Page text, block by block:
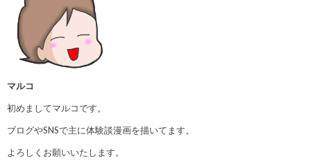
マルコ
初めましてマルコです。
ブログやSNSで主に体験談漫画を描いてます。
よろしくお願いいたします。